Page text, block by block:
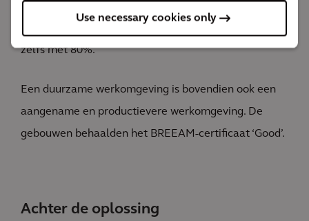
Use necessary cookies only
technieken, verminderen we het energieverbruik met
zelfs met 80%.
Een duurzame werkomgeving is bovendien ook een
aangename en productievere werkomgeving. De
gebouwen behaalden het BREEAM-certificaat ‘Good’.
Achter de oplossing